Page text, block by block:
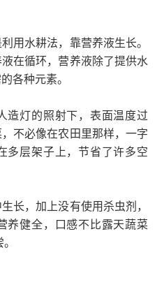
用水耕法，靠营养液生长。
在循环，营养液除了提供水
各种元素。
造灯的照射下，表面温度过
不必像在农田里那样，一字
多层架子上，节省了许多空
长，加上没有使用杀虫剂，
养健全，口感不比露天蔬菜